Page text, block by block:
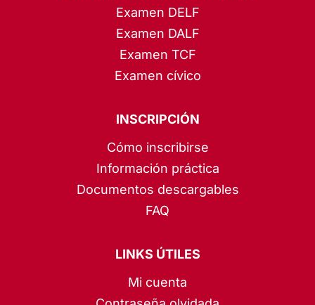
Examen DELF
Examen DALF
Examen TCF
Examen cívico
INSCRIPCIÓN
Cómo inscribirse
Información práctica
Documentos descargables
FAQ
LINKS ÚTILES
Mi cuenta